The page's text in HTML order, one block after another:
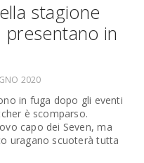
stagione
in
2020
in fuga dopo gli eventi
è scomparso.
capo dei Seven, ma
uragano scuoterà tutta